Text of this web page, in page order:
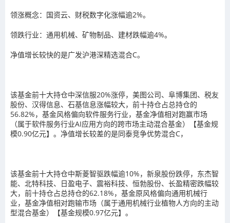
领涨概念：国资云、财税数字化涨幅逾2%。
领跌行业：通用机械、矿物制品、建材跌幅逾4%。
净值增长较快的是广发沪港深精选混合C。
该基金前十大持仓中深信服20%涨停，美图公司、阜博集团、税友
股份、汉得信息、石基信息涨幅较大，前十持仓占总持仓的
56.82%，基金风格偏向软件服务行业，基金净值相对跑赢市场
（属于软件服务行业AI应用方向的跨市场主动混合基金）【基金规
模0.90亿元】。净值增长较差的是同泰竞争优势混合C，
该基金前十大持仓中斯菱智驱跌幅逾10%，新泉股份跌停，东杰智
能、北特科技、日盈电子、震裕科技、恒勃股份、长盈精密跌幅较
大，前十持仓占总持仓的62.18%，基金原风格偏向通用机械行
业，基金净值相对跑输市场（属于通用机械行业植物人方向的主动
型混合基金）【基金规模0.97亿元】。